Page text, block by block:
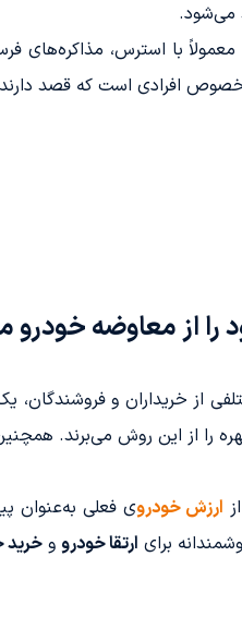
می‌شود.
معمولاً با استرس، مذاکره‌های
افرادی است که قصد دارند
از معاوضه خودرو
از خریداران و
را از این روش می‌برند.
ارزش خودروی فعلی به‌عنوان
برای ارتقا خودرو و خرید